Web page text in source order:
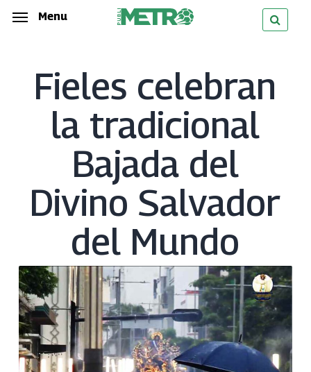
Skip
content
Menu
Fieles celebran
la tradicional
Bajada del
Divino Salvador
del Mundo
Menu